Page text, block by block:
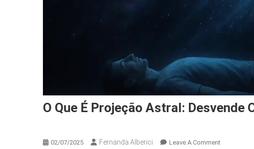
O Que É Projeção Astral: Desvende
02/07/2025 Fernanda Alberici Leave A CommentOn